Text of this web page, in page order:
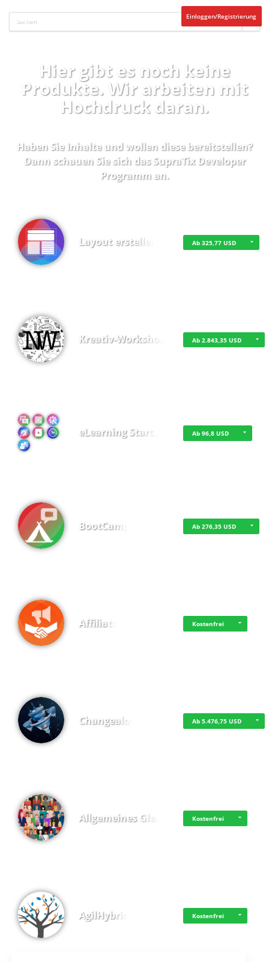
Einloggen/Registrierung
Hier gibt es noch keine
Produkte. Wir arbeiten mit
Hochdruck daran.
Haben Sie Inhalte und wollen diese bereitstellen?
Dann schauen Sie sich das SupraTix Developer
Programman.
Layout erstellen Ab 325,77 USD
Kreativ-Worksho… Ab 2.843,35 USD
eLearning Start… Ab 96,8 USD
BootCamp Ab 276,35 USD
Affiliate Kostenfrei
Changealot Ab 5.476,75 USD
Allgemeines Gle… Kostenfrei
AgilHybrid Kostenfrei